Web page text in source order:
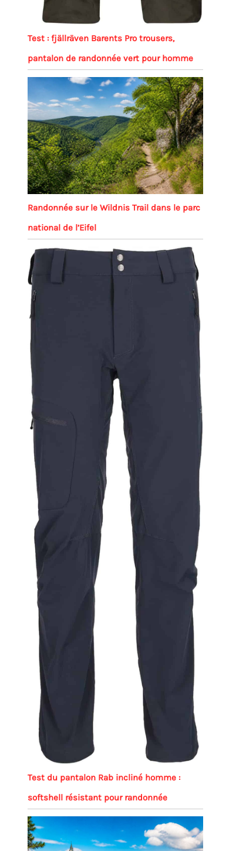
Test : fjällräven Barents Pro trousers,
pantalon de randonnée vert pour homme
Randonnée sur le Wildnis Trail dans le parc
national de l’Eifel
Test du pantalon Rab incliné homme :
softshell résistant pour randonnée